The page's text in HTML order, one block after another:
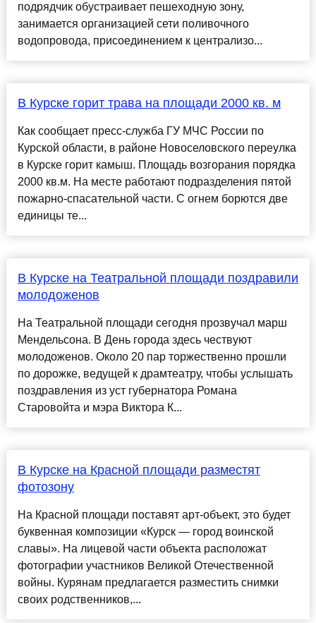
подрядчик обустраивает пешеходную зону,
занимается организацией сети поливочного
водопровода, присоединением к централизо...
В Курске горит трава на площади 2000 кв. м
Как сообщает пресс-служба ГУ МЧС России по
Курской области, в районе Новоселовского переулка
в Курске горит камыш. Площадь возгорания порядка
2000 кв.м. На месте работают подразделения пятой
пожарно-спасательной части. С огнем борются две
единицы те...
В Курске на Театральной площади поздравили
молодоженов
На Театральной площади сегодня прозвучал марш
Мендельсона. В День города здесь чествуют
молодоженов. Около 20 пар торжественно прошли
по дорожке, ведущей к драмтеатру, чтобы услышать
поздравления из уст губернатора Романа
Старовойта и мэра Виктора К...
В Курске на Красной площади разместят
фотозону
На Красной площади поставят арт-объект, это будет
буквенная композиции «Курск — город воинской
славы». На лицевой части объекта расположат
фотографии участников Великой Отечественной
войны. Курянам предлагается разместить снимки
своих родственников,...